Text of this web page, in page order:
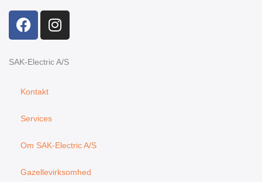
F
a
e
o
k
I
n
t
SAK-Electric A/S
Kontakt
Services
Om SAK-Electric A/S
Gazellevirksomhed